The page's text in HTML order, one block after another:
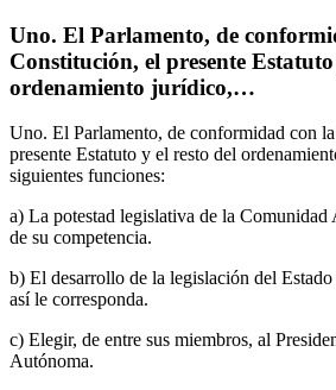
Uno. El Parlamento, de
Constitución, el presente
ordenamiento jurídico,…
Uno. El Parlamento, de conformidad con
presente Estatuto y el resto del
siguientes funciones:
a) La potestad legislativa de la Comunidad
de su competencia.
b) El desarrollo de la legislación del Estado
así le corresponda.
c) Elegir, de entre sus miembros, al
Autónoma.